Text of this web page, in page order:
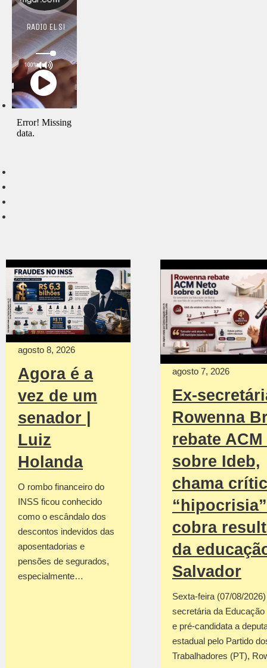
agosto 8, 2026
Agora é a
vez de um
senador |
Luiz
Holanda
O rombo financeiro do
INSS ficou conhecido
como o escândalo dos
descontos indevidos das
aposentadorias e
pensões de segurados,
especialmente…
agosto 7, 2026
Ex-
Rowenna
rebate ACM
sobre Ideb,
chama
cobra
da
Salvador
Sexta-feira (07/08/
secretária da Educação
e pré-candidata a
estadual pelo Partido
Trabalhadores (PT),